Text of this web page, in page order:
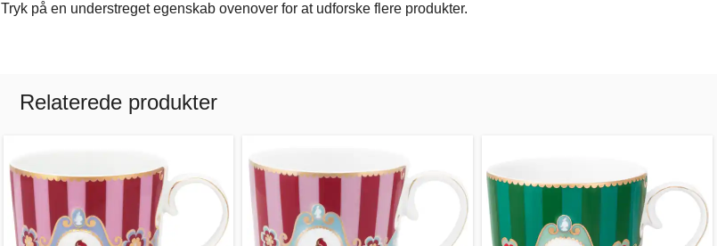
Tryk på en understreget egenskab ovenover for at udforske flere produkter.
Relaterede produkter